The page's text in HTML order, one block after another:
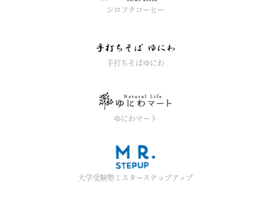
シロフクコーヒー
手打ちそばゆにわ
ゆにわマート
大学受験塾ミスターステップアップ